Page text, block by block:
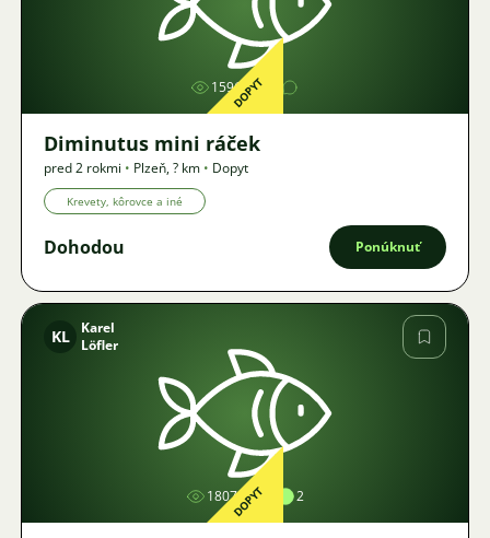
Obrázok
1596DOPYT
Diminutus mini ráček
pred 2 rokmi • Plzeň,? km • Dopyt
Krevety, kôrovce a iné
Dohodou Ponúknuť
Obrázok
KL
Karel
Löfler
1807 2
DOPYT